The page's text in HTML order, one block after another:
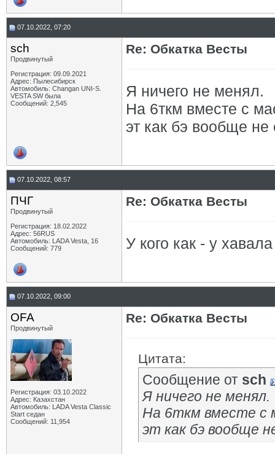
07.10.2022, 07:20
sch
Продвинутый
Регистрация: 09.09.2021
Адрес: Пылесибирск
Автомобиль: Changan UNI-S.
VESTA SW была
Сообщений: 2,545
Re: Обкатка Весты
Я ничего не менял.
На 6ткм вместе с
эт как бэ вообще не
07.10.2022, 08:57
ПЧГ
Продвинутый
Регистрация: 18.02.2022
Адрес: 56RUS
Автомобиль: LADA Vesta, 16
Сообщений: 779
Re: Обкатка Весты
У кого как - у
07.10.2022, 09:00
OFA
Продвинутый
Регистрация: 03.10.2022
Адрес: Казахстан
Автомобиль: LADA Vesta Classic
Start седан
Сообщений: 11,954
Re: Обкатка Весты
Цитата:
Сообщение от sch
Я ничего не менял.
На 6ткм вместе с
эт как бэ вообще